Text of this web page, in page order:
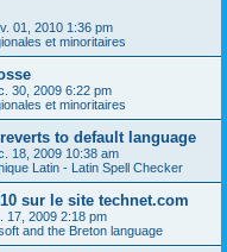
01, 2010 1:36 pm
et minoritaires
30, 2009 6:22 pm
et minoritaires
to default language
18, 2009 10:38 am
Latin - Latin Spell Checker
sur le site technet.com
17, 2009 2:18 pm
and the Breton language